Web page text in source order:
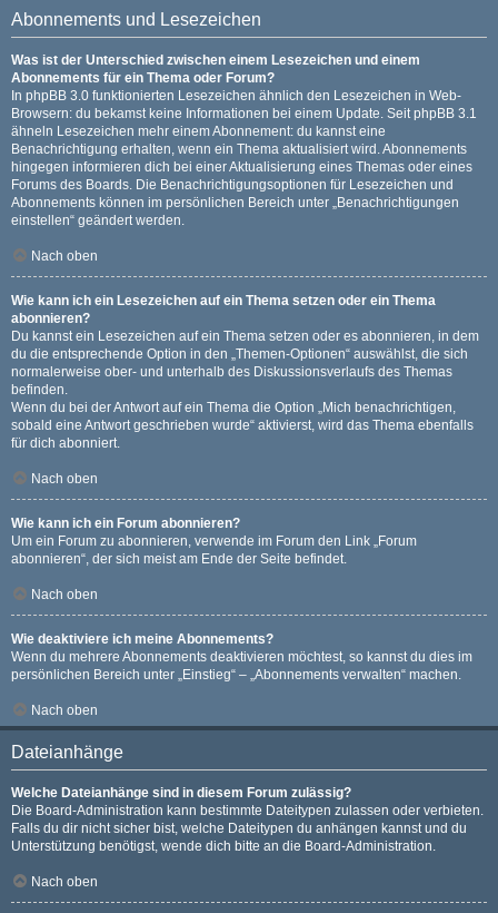
Abonnements und Lesezeichen
Was ist der Unterschied zwischen einem Lesezeichen und einem
Abonnements für ein Thema oder Forum?
In phpBB 3.0 funktionierten Lesezeichen ähnlich den Lesezeichen in Web-
Browsern: du bekamst keine Informationen bei einem Update. Seit phpBB 3.1
ähneln Lesezeichen mehr einem Abonnement: du kannst eine
Benachrichtigung erhalten, wenn ein Thema aktualisiert wird. Abonnements
hingegen informieren dich bei einer Aktualisierung eines Themas oder eines
Forums des Boards. Die Benachrichtigungsoptionen für Lesezeichen und
Abonnements können im persönlichen Bereich unter „Benachrichtigungen
einstellen“ geändert werden.
Nach oben
Wie kann ich ein Lesezeichen auf ein Thema setzen oder ein Thema
abonnieren?
Du kannst ein Lesezeichen auf ein Thema setzen oder es abonnieren, in dem
du die entsprechende Option in den „Themen-Optionen“ auswählst, die sich
normalerweise ober- und unterhalb des Diskussionsverlaufs des Themas
befinden.
Wenn du bei der Antwort auf ein Thema die Option „Mich benachrichtigen,
sobald eine Antwort geschrieben wurde“ aktivierst, wird das Thema ebenfalls
für dich abonniert.
Nach oben
Wie kann ich ein Forum abonnieren?
Um ein Forum zu abonnieren, verwende im Forum den Link „Forum
abonnieren“, der sich meist am Ende der Seite befindet.
Nach oben
Wie deaktiviere ich meine Abonnements?
Wenn du mehrere Abonnements deaktivieren möchtest, so kannst du dies im
persönlichen Bereich unter „Einstieg“ – „Abonnements verwalten“ machen.
Nach oben
Dateianhänge
Welche Dateianhänge sind in diesem Forum zulässig?
Die Board-Administration kann bestimmte Dateitypen zulassen oder verbieten.
Falls du dir nicht sicher bist, welche Dateitypen du anhängen kannst und du
Unterstützung benötigst, wende dich bitte an die Board-Administration.
Nach oben